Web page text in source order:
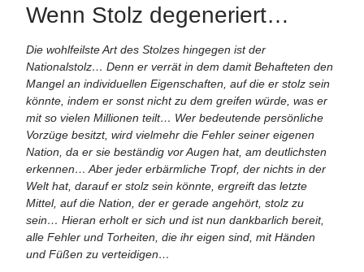
Wenn Stolz degeneriert…
Die wohlfeilste Art des Stolzes hingegen ist der
Nationalstolz… Denn er verrät in dem damit Behafteten den
Mangel an individuellen Eigenschaften, auf die er stolz sein
könnte, indem er sonst nicht zu dem greifen würde, was er
mit so vielen Millionen teilt… Wer bedeutende persönliche
Vorzüge besitzt, wird vielmehr die Fehler seiner eigenen
Nation, da er sie beständig vor Augen hat, am deutlichsten
erkennen… Aber jeder erbärmliche Tropf, der nichts in der
Welt hat, darauf er stolz sein könnte, ergreift das letzte
Mittel, auf die Nation, der er gerade angehört, stolz zu
sein… Hieran erholt er sich und ist nun dankbarlich bereit,
alle Fehler und Torheiten, die ihr eigen sind, mit Händen
und Füßen zu verteidigen…